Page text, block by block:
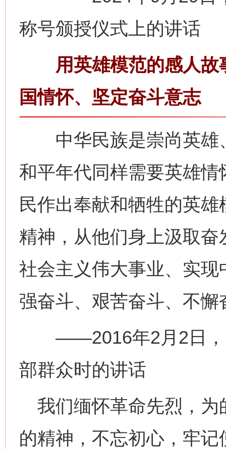
称号颁授仪式上的讲话
用英雄模范的感人故
国情怀、坚定奋斗意志
中华民族是崇尚英雄
和平年代同样需要英雄
民作出奉献和牺牲的英
精神，从他们身上汲取
社会主义伟大事业、实
强奋斗、艰苦奋斗、不懈
——2016年2月2日，
部群众时的讲话
我们缅怀革命先烈，为
的精神，不忘初心，牢